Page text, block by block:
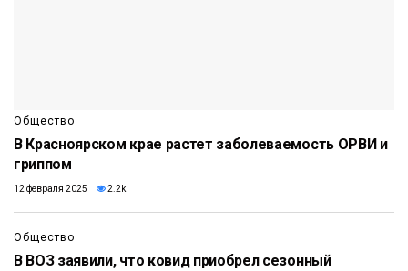
Общество
В Красноярском крае растет заболеваемость ОРВИ и
гриппом
12 февраля 2025 2.2k
Общество
В ВОЗ заявили, что ковид приобрел сезонный